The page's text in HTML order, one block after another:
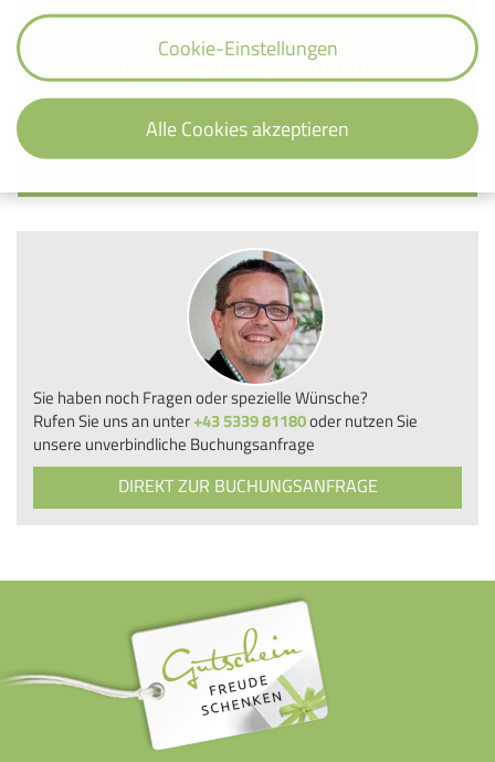
GLEICH HIER ONLINE
BUCHEN
Sie haben noch Fragen oder spezielle Wünsche?
Rufen Sie uns an unter+43 5339 81180oder nutzen Sie
unsere unverbindliche Buchungsanfrage
DIREKT ZUR BUCHUNGSANFRAGE
Cookie-Einstellungen
Alle Cookies akzeptieren